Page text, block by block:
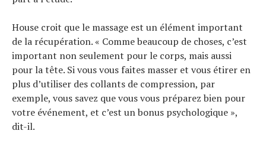
House croit que le massage est un élément important
de la récupération. « Comme beaucoup de choses, c’est
important non seulement pour le corps, mais aussi
pour la tête. Si vous vous faites masser et vous étirer en
plus d’utiliser des collants de compression, par
exemple, vous savez que vous vous préparez bien pour
votre événement, et c’est un bonus psychologique »,
dit-il.